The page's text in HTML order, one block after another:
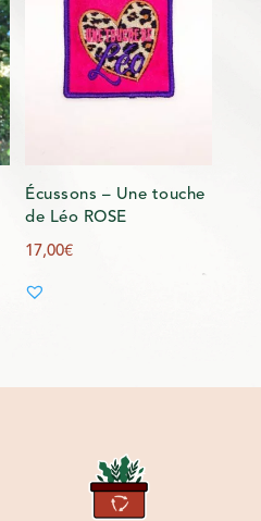
Écussons – Une touche
de Léo ROSE
17,00€